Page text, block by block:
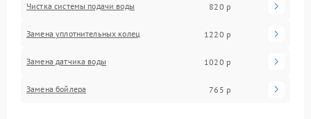
Чистка системы подачи воды 820 р
Замена уплотнительных колец 1220 р
Замена датчика воды 1020 р
Замена бойлера 765 р